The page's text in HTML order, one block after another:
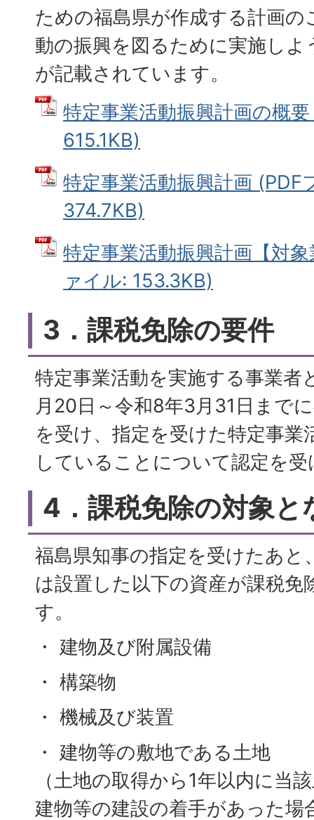
ための福島県が作成する計画の
動の振興を図るために実施し
が記載されています。
特定事業活動振興計画の概
615.1KB)
特定事業活動振興計画 (PDF
374.7KB)
特定事業活動振興計画【対
ァイル: 153.3KB)
3．課税免除の要件
特定事業活動を実施する事業者
月20日～令和8年3月31日まで
を受け、指定を受けた特定事業
していることについて認定を
4．課税免除の対象と
福島県知事の指定を受けたあと
は設置した以下の資産が課税免
す。
・ 建物及び附属設備
・ 構築物
・ 機械及び装置
・ 建物等の敷地である土地
（土地の取得から1年以内に当
建物等の建設の着手があった場